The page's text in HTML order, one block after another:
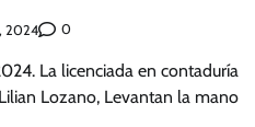
2024 0
La licenciada en contaduría
Lozano, Levantan la mano